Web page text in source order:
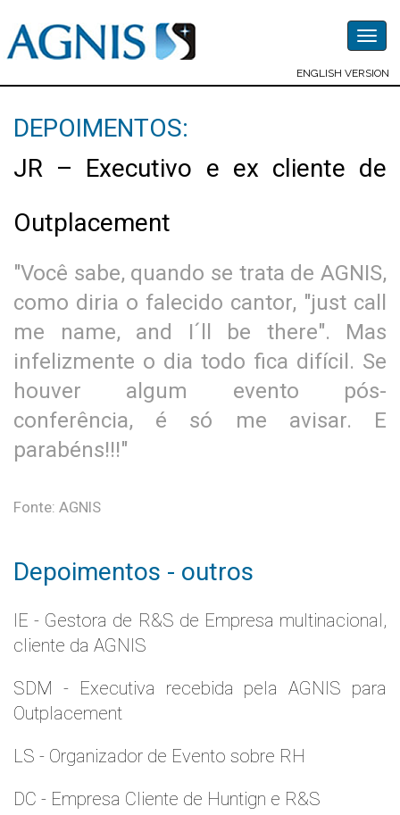
ENGLISH VERSION
DEPOIMENTOS:
JR – Executivo e ex cliente de
Outplacement
"Você sabe, quando se trata de AGNIS,
como diria o falecido cantor, "just call
me name, and I´ll be there". Mas
infelizmente o dia todo fica difícil. Se
houver algum evento pós-
conferência, é só me avisar. E
parabéns!!!"
Fonte: AGNIS
Depoimentos - outros
IE - Gestora de R&S de Empresa multinacional,
cliente da AGNIS
SDM - Executiva recebida pela AGNIS para
Outplacement
LS - Organizador de Evento sobre RH
DC - Empresa Cliente de Huntign e R&S